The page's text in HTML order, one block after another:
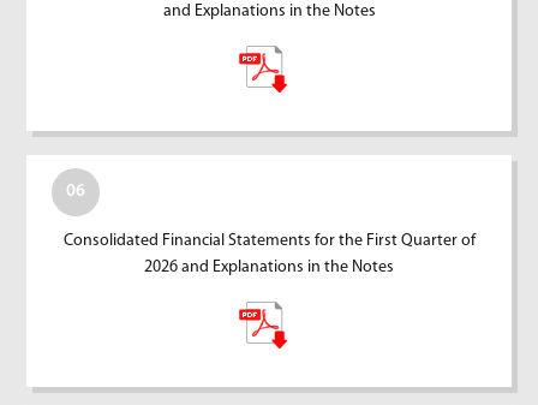
and Explanations in the Notes
06
Consolidated Financial Statements for the First Quarter of
2026 and Explanations in the Notes